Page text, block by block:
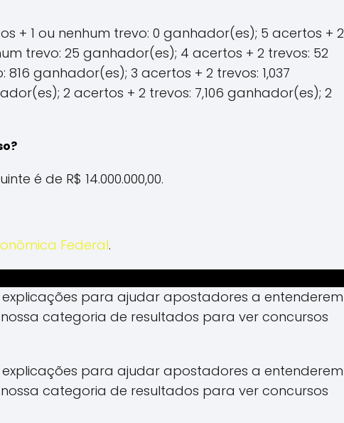
+ 1 ou nenhum trevo: 0 ganhador(es); 5 acertos + 2
trevo: 25 ganhador(es); 4 acertos + 2 trevos: 52
ganhador(es); 3 acertos + 2 trevos: 1,037
2 acertos + 2 trevos: 7,106 ganhador(es); 2
é de R$ 14.000.000,00.
Federal.
para ajudar apostadores a entenderem
categoria de resultados para ver concursos
para ajudar apostadores a entenderem
categoria de resultados para ver concursos